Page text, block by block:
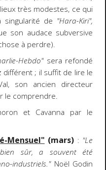
très modestes, ce qui
singularité de "Hara-Kiri",
son audace subversive
à perdre).
Hebdo"sera refondé
; il suffit de lire le
son ancien directeur
le comprendre.
et Cavanna par le
Mensuel" (mars) : "Le
bien sûr, a souvent été
industriels."Noël Godin